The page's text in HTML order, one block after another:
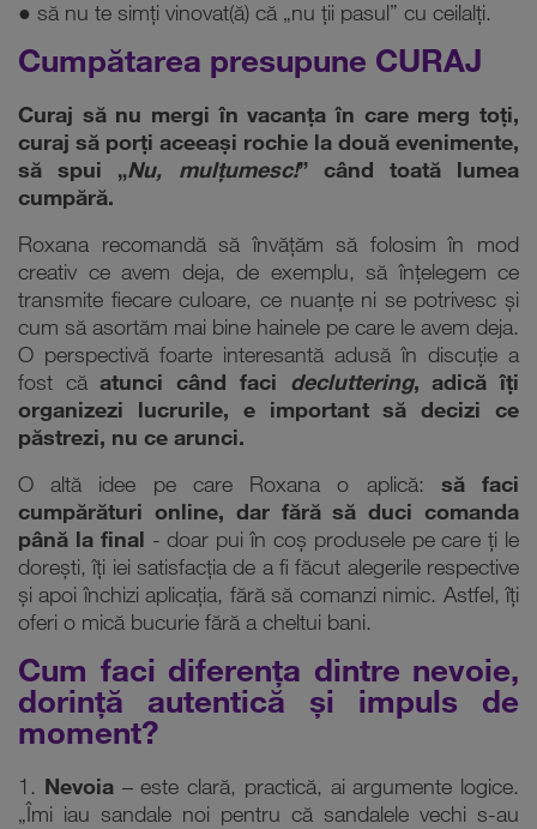
● să nu te simți vinovat(ă) că „nu ții pasul” cu ceilalți.
Cumpătarea presupune CURAJ
Curaj să nu mergi în vacanța în care merg toți,
curaj să porți aceeași rochie la două evenimente,
să spui „Nu, mulțumesc!” când toată lumea
cumpără.
Roxana recomandă să învățăm să folosim în mod
creativ ce avem deja, de exemplu, să înțelegem ce
transmite fiecare culoare, ce nuanțe ni se potrivesc și
cum să asortăm mai bine hainele pe care le avem deja.
O perspectivă foarte interesantă adusă în discuție a
fost căatunci când faci decluttering, adică îți
organizezi lucrurile, e important să decizi ce
păstrezi, nu ce arunci.
O altă idee pe care Roxana o aplică: să faci
cumpărături online, dar fără să duci comanda
până la final - doar pui în coș produsele pe care ți le
dorești, îți iei satisfacția de a fi făcut alegerile respective
și apoi închizi aplicația, fără să comanzi nimic. Astfel, îți
oferi o mică bucurie fără a cheltui bani.
Cum faci diferența dintre nevoie,
dorință autentică și impuls de
moment?
1. Nevoia – este clară, practică, ai argumente logice.
„Îmi iau sandale noi pentru că sandalele vechi s-au